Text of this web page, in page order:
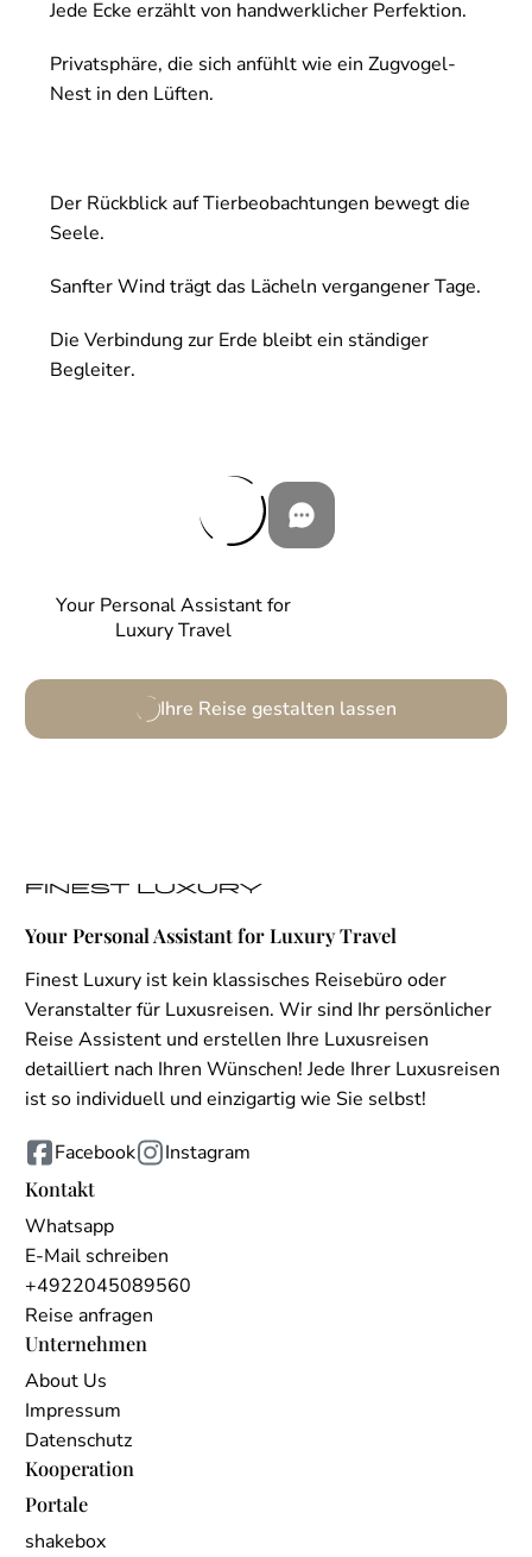
Your Personal Assistant for
Luxury Travel
Ihre Reise gestalten lassen
Jede Ecke erzählt von handwerklicher Perfektion.
Privatsphäre, die sich anfühlt wie ein Zugvogel-
Nest in den Lüften.
Der Rückblick auf Tierbeobachtungen bewegt die
Seele.
Sanfter Wind trägt das Lächeln vergangener Tage.
Die Verbindung zur Erde bleibt ein ständiger
Begleiter.
Your Personal Assistant for Luxury Travel
Finest Luxury ist kein klassisches Reisebüro oder
Veranstalter für Luxusreisen. Wir sind Ihr persönlicher
Reise Assistent und erstellen Ihre Luxusreisen
detailliert nach Ihren Wünschen! Jede Ihrer Luxusreisen
ist so individuell und einzigartig wie Sie selbst!
Facebook
Instagram
Kontakt
Whatsapp
E-Mail schreiben
+4922045089560
Reise anfragen
Unternehmen
About Us
Impressum
Datenschutz
Kooperation
Portale
shakebox